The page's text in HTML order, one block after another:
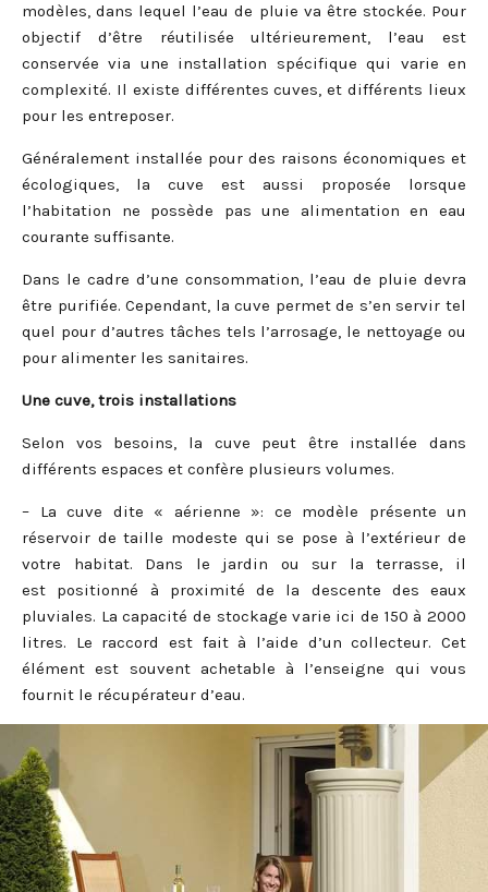
modèles, dans lequel l’eau de pluie va être stockée. Pour
objectif d’être réutilisée ultérieurement, l’eau est
conservée via une installation spécifique qui varie en
complexité. Il existe différentes cuves, et différents lieux
pour les entreposer.
Généralement installée pour des raisons économiques et
écologiques, la cuve est aussi proposée lorsque
l’habitation ne possède pas une alimentation en eau
courante suffisante.
Dans le cadre d’une consommation, l’eau de pluie devra
être purifiée. Cependant, la cuve permet de s’en servir tel
quel pour d’autres tâches tels l’arrosage, le nettoyage ou
pour alimenter les sanitaires.
Une cuve, trois installations
Selon vos besoins, la cuve peut être installée dans
différents espaces et confère plusieurs volumes.
– La cuve dite « aérienne »: ce modèle présente un
réservoir de taille modeste qui se pose à l’extérieur de
votre habitat. Dans le jardin ou sur la terrasse, il
est positionné à proximité de la descente des eaux
pluviales. La capacité de stockage varie ici de 150 à 2000
litres. Le raccord est fait à l’aide d’un collecteur. Cet
élément est souvent achetable à l’enseigne qui vous
fournit le récupérateur d’eau.